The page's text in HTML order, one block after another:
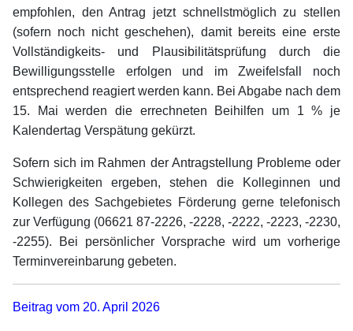
empfohlen, den Antrag jetzt schnellstmöglich zu stellen
(sofern noch nicht geschehen), damit bereits eine erste
Vollständigkeits- und Plausibilitätsprüfung durch die
Bewilligungsstelle erfolgen und im Zweifelsfall noch
entsprechend reagiert werden kann. Bei Abgabe nach dem
15. Mai werden die errechneten Beihilfen um 1 % je
Kalendertag Verspätung gekürzt.
Sofern sich im Rahmen der Antragstellung Probleme oder
Schwierigkeiten ergeben, stehen die Kolleginnen und
Kollegen des Sachgebietes Förderung gerne telefonisch
zur Verfügung (06621 87-2226, -2228, -2222, -2223, -2230,
-2255). Bei persönlicher Vorsprache wird um vorherige
Terminvereinbarung gebeten.
Beitrag vom 20. April 2026